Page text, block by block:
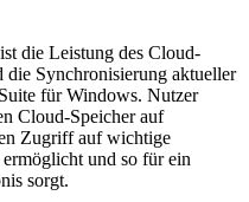
die Leistung des Cloud-
Synchronisierung aktueller
für Windows. Nutzer
Cloud-Speicher auf
Zugriff auf wichtige
und so für ein
sorgt.